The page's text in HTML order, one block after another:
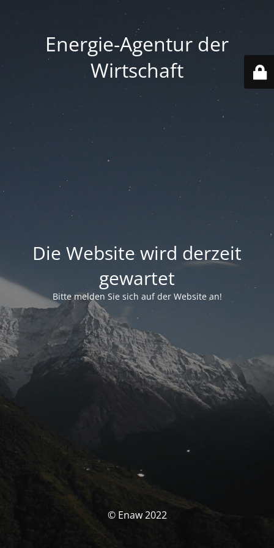
Energie-Agentur der
Wirtschaft
Die Website wird derzeit
gewartet
Bitte melden Sie sich auf der Website an!
© Enaw 2022